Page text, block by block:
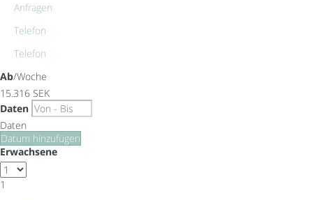
Anfragen
Telefon
Telefon
Ab/Woche
15.316 SEK
Daten
Daten
Datum hinzufügen
Erwachsene
1